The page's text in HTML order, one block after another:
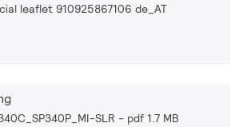
leaflet 910925867106 de_AT
SLR pdf 1.7 MB